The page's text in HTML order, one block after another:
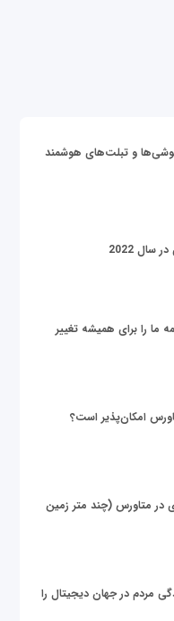
گوشی‌ها و تبلت‌های هوشمند
ما را برای همیشه تغییر
امکان‌پذیر است؟
دلاری در متاورس (چند متر زمین
مردم در جهان دیجیتال را